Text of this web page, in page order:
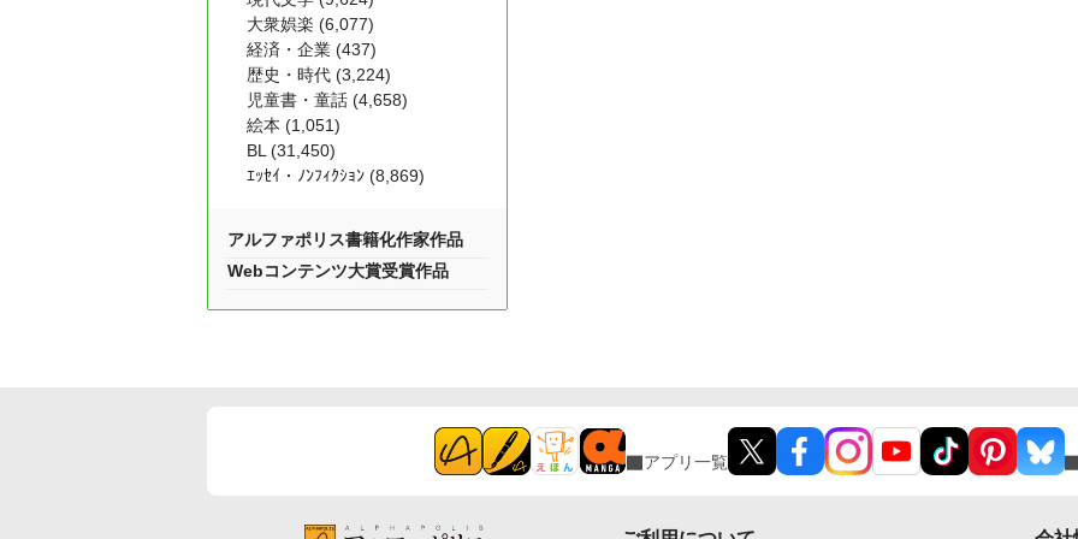
大衆娯楽 (6,077)
経済・企業 (437)
歴史・時代 (3,224)
児童書・童話 (4,658)
絵本 (1,051)
BL (31,450)
ｴｯｾｲ・ﾉﾝﾌｨｸｼｮﾝ (8,869)
アルファポリス書籍化作家作品
Webコンテンツ大賞受賞作品
アプリ一覧